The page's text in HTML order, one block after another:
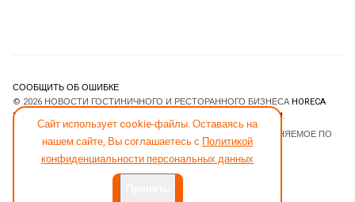
Сайт использует cookie-файлы. Оставаясь на
нашем сайте, Вы соглашаетесь с Политикой
конфиденциальности персональных данных
СООБЩИТЬ ОБ ОШИБКЕ
© 2026 НОВОСТИ ГОСТИНИЧНОГО И РЕСТОРАННОГО БИЗНЕСА HORECA
ESTATE
JOOMLART.COM.
- ПРОГРАММНОЕ ОБЕСПЕЧЕНИЕ, РАСПРОСТРАНЯЕМОЕ ПО
ЛИЦЕНЗИИGNU GENERAL PUBLIC LICENSE